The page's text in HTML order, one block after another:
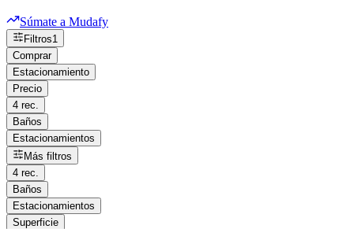
Súmate a Mudafy
Filtros1
Comprar
Estacionamiento
Precio
4 rec.
Baños
Estacionamientos
Más filtros
4 rec.
Baños
Estacionamientos
Superficie